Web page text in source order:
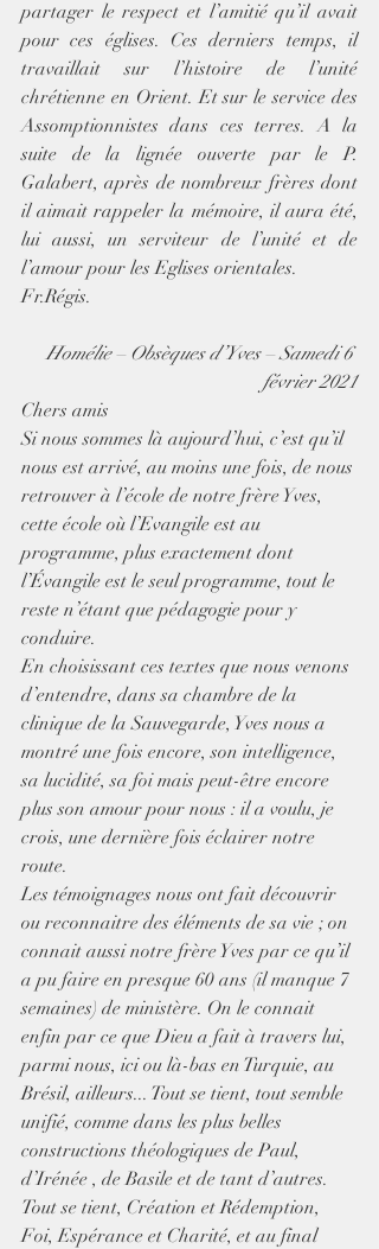
partager le respect et l’amitié qu’il avait
pour ces églises. Ces derniers temps, il
travaillait sur l’histoire de l’unité
chrétienne en Orient. Et sur le service des
Assomptionnistes dans ces terres. A la
suite de la lignée ouverte par le P.
Galabert, après de nombreux frères dont
il aimait rappeler la mémoire, il aura été,
lui aussi, un serviteur de l’unité et de
l’amour pour les Eglises orientales.
Fr.Régis.
Homélie – Obsèques d’Yves – Samedi 6
février 2021
Chers amis
Si nous sommes là aujourd’hui, c’est qu’il
nous est arrivé, au moins une fois, de nous
retrouver à l’école de notre frère Yves,
cette école où l’Evangile est au
programme, plus exactement dont
l’Évangile est le seul programme, tout le
reste n’étant que pédagogie pour y
conduire.
En choisissant ces textes que nous venons
d’entendre, dans sa chambre de la
clinique de la Sauvegarde, Yves nous a
montré une fois encore, son intelligence,
sa lucidité, sa foi mais peut-être encore
plus son amour pour nous : il a voulu, je
crois, une dernière fois éclairer notre
route.
Les témoignages nous ont fait découvrir
ou reconnaitre des éléments de sa vie ; on
connait aussi notre frère Yves par ce qu’il
a pu faire en presque 60 ans (il manque 7
semaines) de ministère. On le connait
enfin par ce que Dieu a fait à travers lui,
parmi nous, ici ou là-bas en Turquie, au
Brésil, ailleurs... Tout se tient, tout semble
unifié, comme dans les plus belles
constructions théologiques de Paul,
d’Irénée , de Basile et de tant d’autres.
Tout se tient, Création et Rédemption,
Foi, Espérance et Charité, et au final